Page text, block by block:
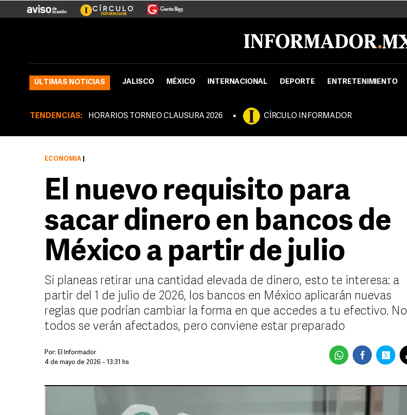
ÚLTIMAS NOTICIAS JALISCO MÉXICO INTERNACIONAL DEPORTE ENTRETENIMIENTO
TENDENCIAS: HORARIOS TORNEO CLAUSURA 2026 CÍRCULO INFORMADOR
ECONOMÍA
El nuevo requisito para
sacar dinero en bancos de
México a partir de julio
Si planeas retirar una cantidad elevada de dinero, esto te interesa: a
partir del 1 de julio de 2026, los bancos en México aplicarán nuevas
reglas que podrían cambiar la forma en que accedes a tu efectivo. No
todos se verán afectados, pero conviene estar preparado
Por: El Informador
4 de mayo de 2026 - 13:31 hs